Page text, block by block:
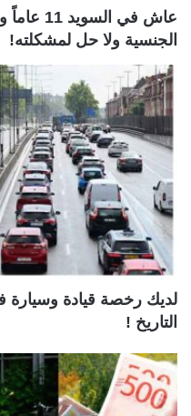
عاش في
الجنسية ولا حل لمشكلته!
لديك رخصة قيادة وسيارة
التاريخ !